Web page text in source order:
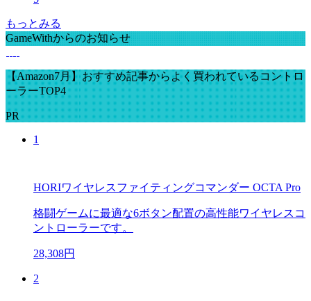
もっとみる
GameWithからのお知らせ
【Amazon7月】おすすめ記事からよく買われているコントロ
ーラーTOP4
PR
1
HORIワイヤレスファイティングコマンダー OCTA Pro
格闘ゲームに最適な6ボタン配置の高性能ワイヤレスコ
ントローラーです。
28,308円
2